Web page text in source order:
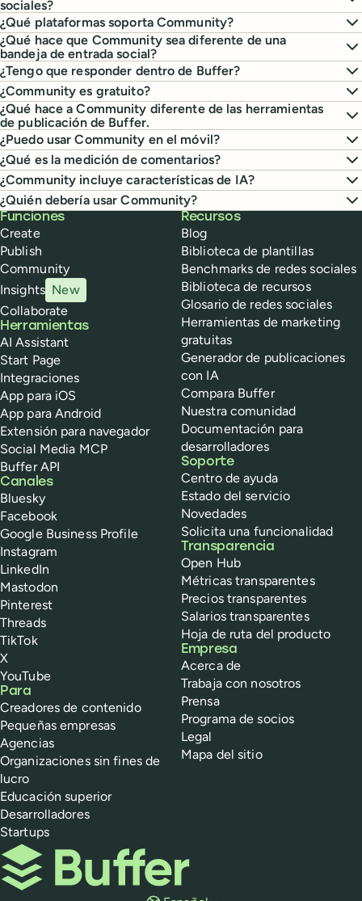
sociales?
¿Qué plataformas soporta Community?
¿Qué hace que Community sea diferente de una
bandeja de entrada social?
¿Tengo que responder dentro de Buffer?
¿Community es gratuito?
¿Qué hace a Community diferente de las herramientas
de publicación de Buffer.
¿Puedo usar Community en el móvil?
¿Qué es la medición de comentarios?
¿Community incluye características de IA?
¿Quién debería usar Community?
Buffer
Funciones
Create
Publish
Community
Insights New
Collaborate
Herramientas
AI Assistant
Start Page
Integraciones
App para iOS
App para Android
Extensión para navegador
Social Media MCP
Buffer API
Canales
Bluesky
Facebook
Google Business Profile
Instagram
LinkedIn
Mastodon
Pinterest
Threads
TikTok
X
YouTube
Para
Creadores de contenido
Pequeñas empresas
Agencias
Organizaciones sin fines de
lucro
Educación superior
Desarrolladores
Startups
Recursos
Blog
Biblioteca de plantillas
Benchmarks de redes sociales
Biblioteca de recursos
Glosario de redes sociales
Herramientas de marketing
gratuitas
Generador de publicaciones
con IA
Compara Buffer
Nuestra comunidad
Documentación para
desarrolladores
Soporte
Centro de ayuda
Estado del servicio
Novedades
Solicita una funcionalidad
Transparencia
Open Hub
Métricas transparentes
Precios transparentes
Salarios transparentes
Hoja de ruta del producto
Empresa
Acerca de
Trabaja con nosotros
Prensa
Programa de socios
Legal
Mapa del sitio
Buffer